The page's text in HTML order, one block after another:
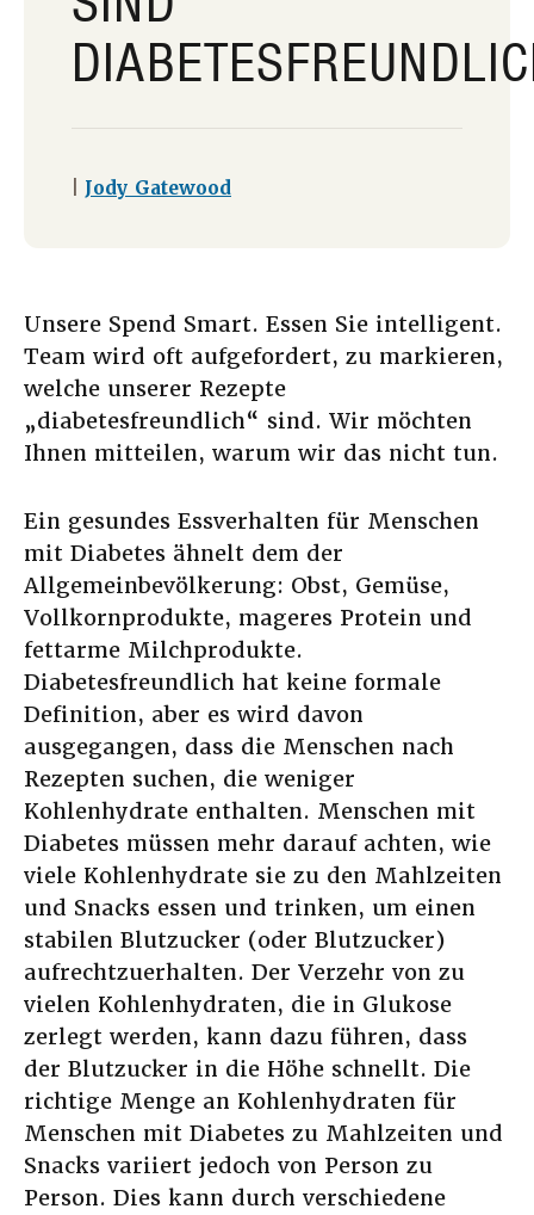
Jody Gatewood
Unsere Spend Smart. Essen Sie intelligent.
Team wird oft aufgefordert, zu markieren,
welche unserer Rezepte
„diabetesfreundlich“ sind. Wir möchten
Ihnen mitteilen, warum wir das nicht tun.
Ein gesundes Essverhalten für Menschen
mit Diabetes ähnelt dem der
Allgemeinbevölkerung: Obst, Gemüse,
Vollkornprodukte, mageres Protein und
fettarme Milchprodukte.
Diabetesfreundlich hat keine formale
Definition, aber es wird davon
ausgegangen, dass die Menschen nach
Rezepten suchen, die weniger
Kohlenhydrate enthalten. Menschen mit
Diabetes müssen mehr darauf achten, wie
viele Kohlenhydrate sie zu den Mahlzeiten
und Snacks essen und trinken, um einen
stabilen Blutzucker (oder Blutzucker)
aufrechtzuerhalten. Der Verzehr von zu
vielen Kohlenhydraten, die in Glukose
zerlegt werden, kann dazu führen, dass
der Blutzucker in die Höhe schnellt. Die
richtige Menge an Kohlenhydraten für
Menschen mit Diabetes zu Mahlzeiten und
Snacks variiert jedoch von Person zu
Person. Dies kann durch verschiedene